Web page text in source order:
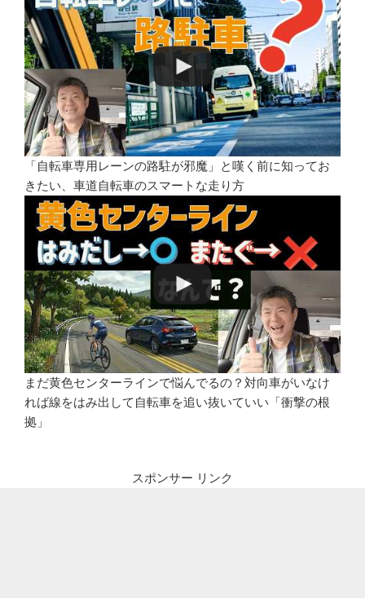
「自転車専用レーンの路駐が邪魔」と嘆く前に知ってお
きたい、車道自転車のスマートな走り方
まだ黄色センターラインで悩んでるの？対向車がいなけ
れば線をはみ出して自転車を追い抜いていい「衝撃の根
拠」
スポンサー リンク